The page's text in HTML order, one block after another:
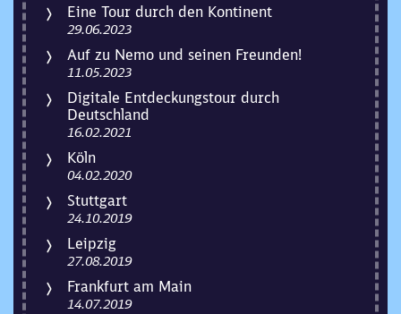
Eine Tour durch den Kontinent
29.06.2023
Auf zu Nemo und seinen Freunden!
11.05.2023
Digitale Entdeckungstour durch
Deutschland
16.02.2021
Köln
04.02.2020
Stuttgart
24.10.2019
Leipzig
27.08.2019
Frankfurt am Main
14.07.2019